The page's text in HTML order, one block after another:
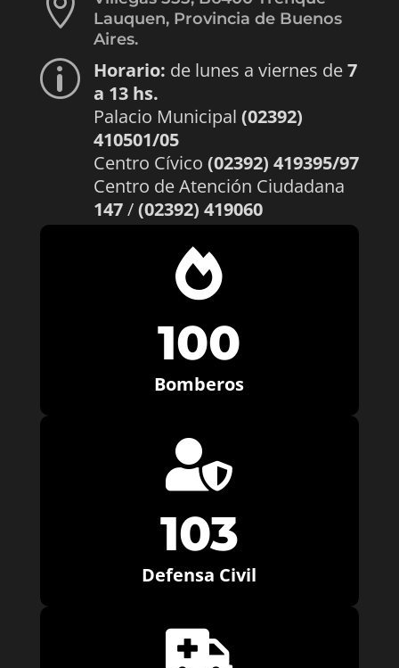

Lauquen, Provincia de Buenos
Aires.
p Horario: de lunes a viernes de7
a 13 hs.
Palacio Municipal (02392)
410501/05
Centro Cívico (02392) 419395/97
Centro de Atención Ciudadana
147/(02392) 419060

100
Bomberos

103
Defensa Civil
